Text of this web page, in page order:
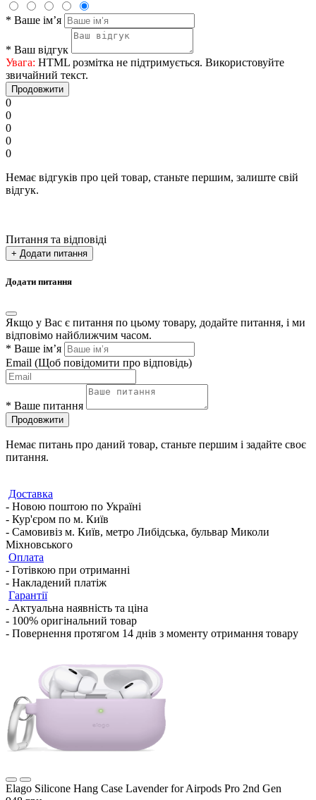
* Ваше ім’я
* Ваш відгук
Увага: HTML розмітка не підтримується. Використовуйте
звичайний текст.
Продовжити
0
0
0
0
0
Немає відгуків про цей товар, станьте першим, залиште свій
відгук.
Питання та відповіді
+ Додати питання
Додати питання
Якщо у Вас є питання по цьому товару, додайте питання, і ми
відповімо найближчим часом.
* Ваше ім’я
Email (Щоб повідомити про відповідь)
* Ваше питання
Продовжити
Немає питань про даний товар, станьте першим і задайте своє
питання.
Доставка
- Новою поштою по Україні
- Кур'єром по м. Київ
- Самовивіз м. Київ, метро Либідська, бульвар Миколи
Міхновського
Оплата
- Готівкою при отриманні
- Накладений платіж
Гарантії
- Актуальна наявність та ціна
- 100% оригінальний товар
- Повернення протягом 14 днів з моменту отримання товару
Elago Silicone Hang Case Lavender for Airpods Pro 2nd Gen